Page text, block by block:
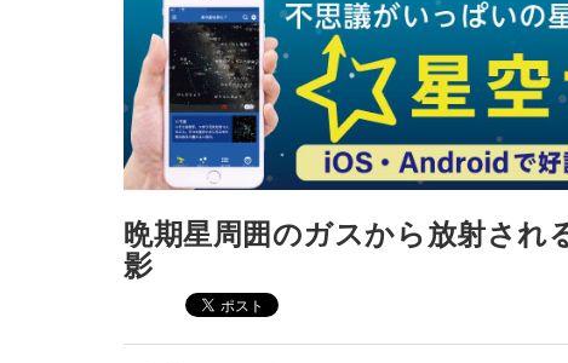
晩期星周囲のガスから放射され
影